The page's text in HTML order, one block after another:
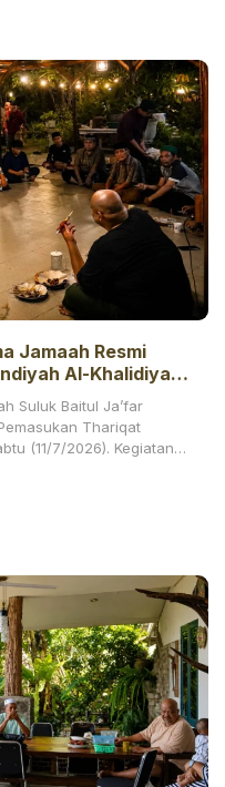
Jamaah Resmi
Al-Khalidiyah
Suluk Baitul Ja’far
Thariqat
(11/7/2026). Kegiatan